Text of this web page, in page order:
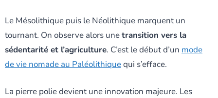
Le Mésolithique puis le Néolithique marquent un
tournant. On observe alors unetransition vers la
sédentarité et l’agriculture. C’est le début d’un mode
de vie nomade au Paléolithiquequi s’efface.
La pierre polie devient une innovation majeure. Les